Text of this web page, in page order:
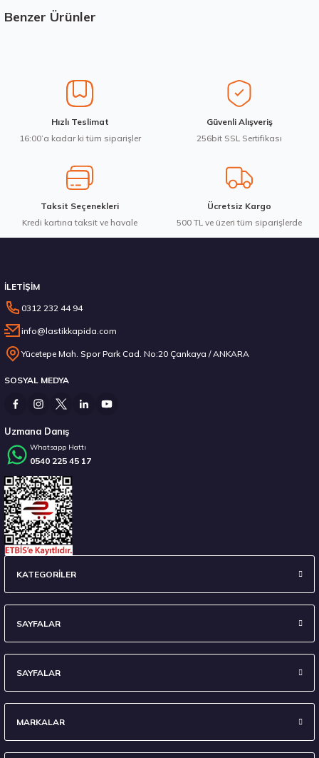
Görüş ve önerileriniz için teşekkür ederiz.
Ürün bilgilerinde hatalar bulunuyor.
Ürün fiyatı diğer sitelerden daha pahalı.
Bu ürüne benzer farklı alternatifler olmalı.
Benzer Ürünler
Waterfall 215/50R17 95W XL Unique UHP Yaz 2026
14.267,00 ₺
Stokta 12 Adet
Hızlı Teslimat
16:00’a kadar ki tüm siparişler
Güvenli Alışveriş
256bit SSL Sertifikası
Taksit Seçenekleri
Kredi kartına taksit ve havale
Ücretsiz Kargo
500 TL ve üzeri tüm siparişlerde
İLETİŞİM
0312 232 44 94
info@lastikkapida.com
Yücetepe Mah. Spor Park Cad. No:20 Çankaya / ANKARA
SOSYAL MEDYA
Uzmana Danış
Whatsapp Hattı
0540 225 45 17
KATEGORİLER
SAYFALAR
SAYFALAR
MARKALAR